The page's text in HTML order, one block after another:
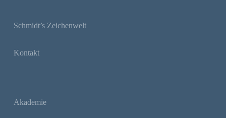
Schmidt’s Zeichenwelt
Kontakt
Akademie